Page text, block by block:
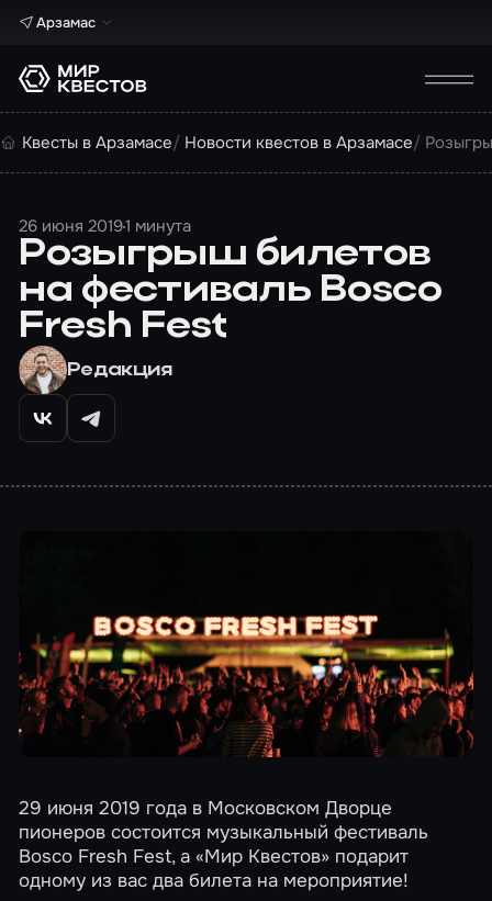
Арзамас
Квесты в Арзамасе Новости квестов в Арзамасе
26 июня 20191 минута
Розыгрыш билетов
на фестиваль Bosco
Fresh Fest
Редакция
29 июня 2019 года в Московском Дворце
пионеров состоится музыкальный фестиваль
Bosco Fresh Fest, а «Мир Квестов» подарит
одному из вас два билета на мероприятие!